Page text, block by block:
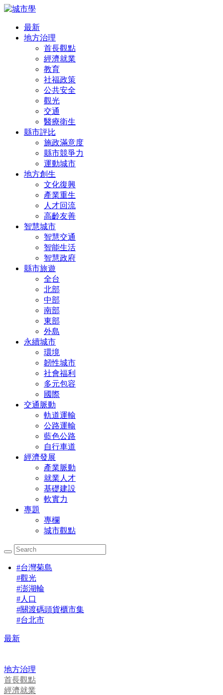
最新
地方治理
首長觀點
經濟就業
教育
社福政策
公共安全
觀光
交通
醫療衛生
縣市評比
施政滿意度
縣市競爭力
運動城市
地方創生
文化復興
產業重生
人才回流
高齡友善
智慧城市
智慧交通
智能生活
智慧政府
縣市旅遊
全台
北部
中部
南部
東部
外島
永續城市
環境
韌性城市
社會福利
多元包容
國際
交通脈動
軌道運輸
公路運輸
藍色公路
自行車道
經濟發展
產業脈動
就業人才
基礎建設
軟實力
專題
專欄
城市觀點
#台灣菊島
#觀光
#澎湖輪
#人口
#關渡碼頭貨櫃市集
#台北市
最新
地方治理
首長觀點
經濟就業